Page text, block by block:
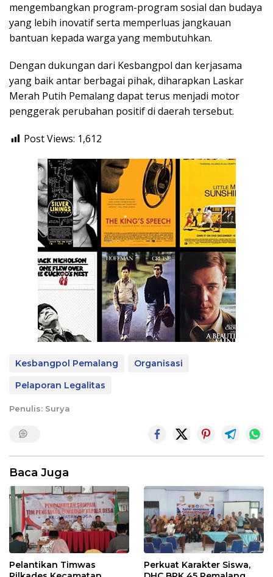
mengembangkan program-program sosial dan budaya
yang lebih inovatif serta memperluas jangkauan
bantuan kepada warga yang membutuhkan.
Dengan dukungan dari Kesbangpol dan kerjasama
yang baik antar berbagai pihak, diharapkan Laskar
Merah Putih Pemalang dapat terus menjadi motor
penggerak perubahan positif di daerah tersebut.
Post Views: 1,612
Kesbangpol Pemalang
Organisasi
Pelaporan Legalitas
Penulis: Surya
Baca Juga
Pelantikan Timwas
Perkuat Karakter Siswa,